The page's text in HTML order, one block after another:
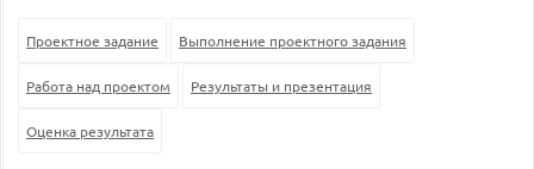
Проектное задание Выполнение проектного задания
Работа над проектом Результаты и презентация
Оценка результата